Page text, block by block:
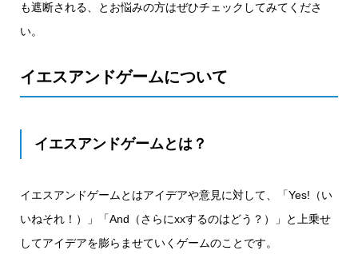
も遮断される、とお悩みの方はぜひチェックしてみてくださ
い。
イエスアンドゲームについて
イエスアンドゲームとは？
イエスアンドゲームとはアイデアや意見に対して、「Yes!（い
いねそれ！）」「And（さらにxxするのはどう？）」と上乗せ
してアイデアを膨らませていくゲームのことです。